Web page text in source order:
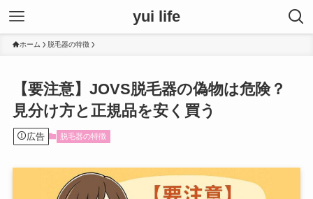
yui life
ホーム 脱毛器の特徴
【要注意】JOVS脱毛器の偽物は危険？
見分け方と正規品を安く買う
広告 脱毛器の特徴